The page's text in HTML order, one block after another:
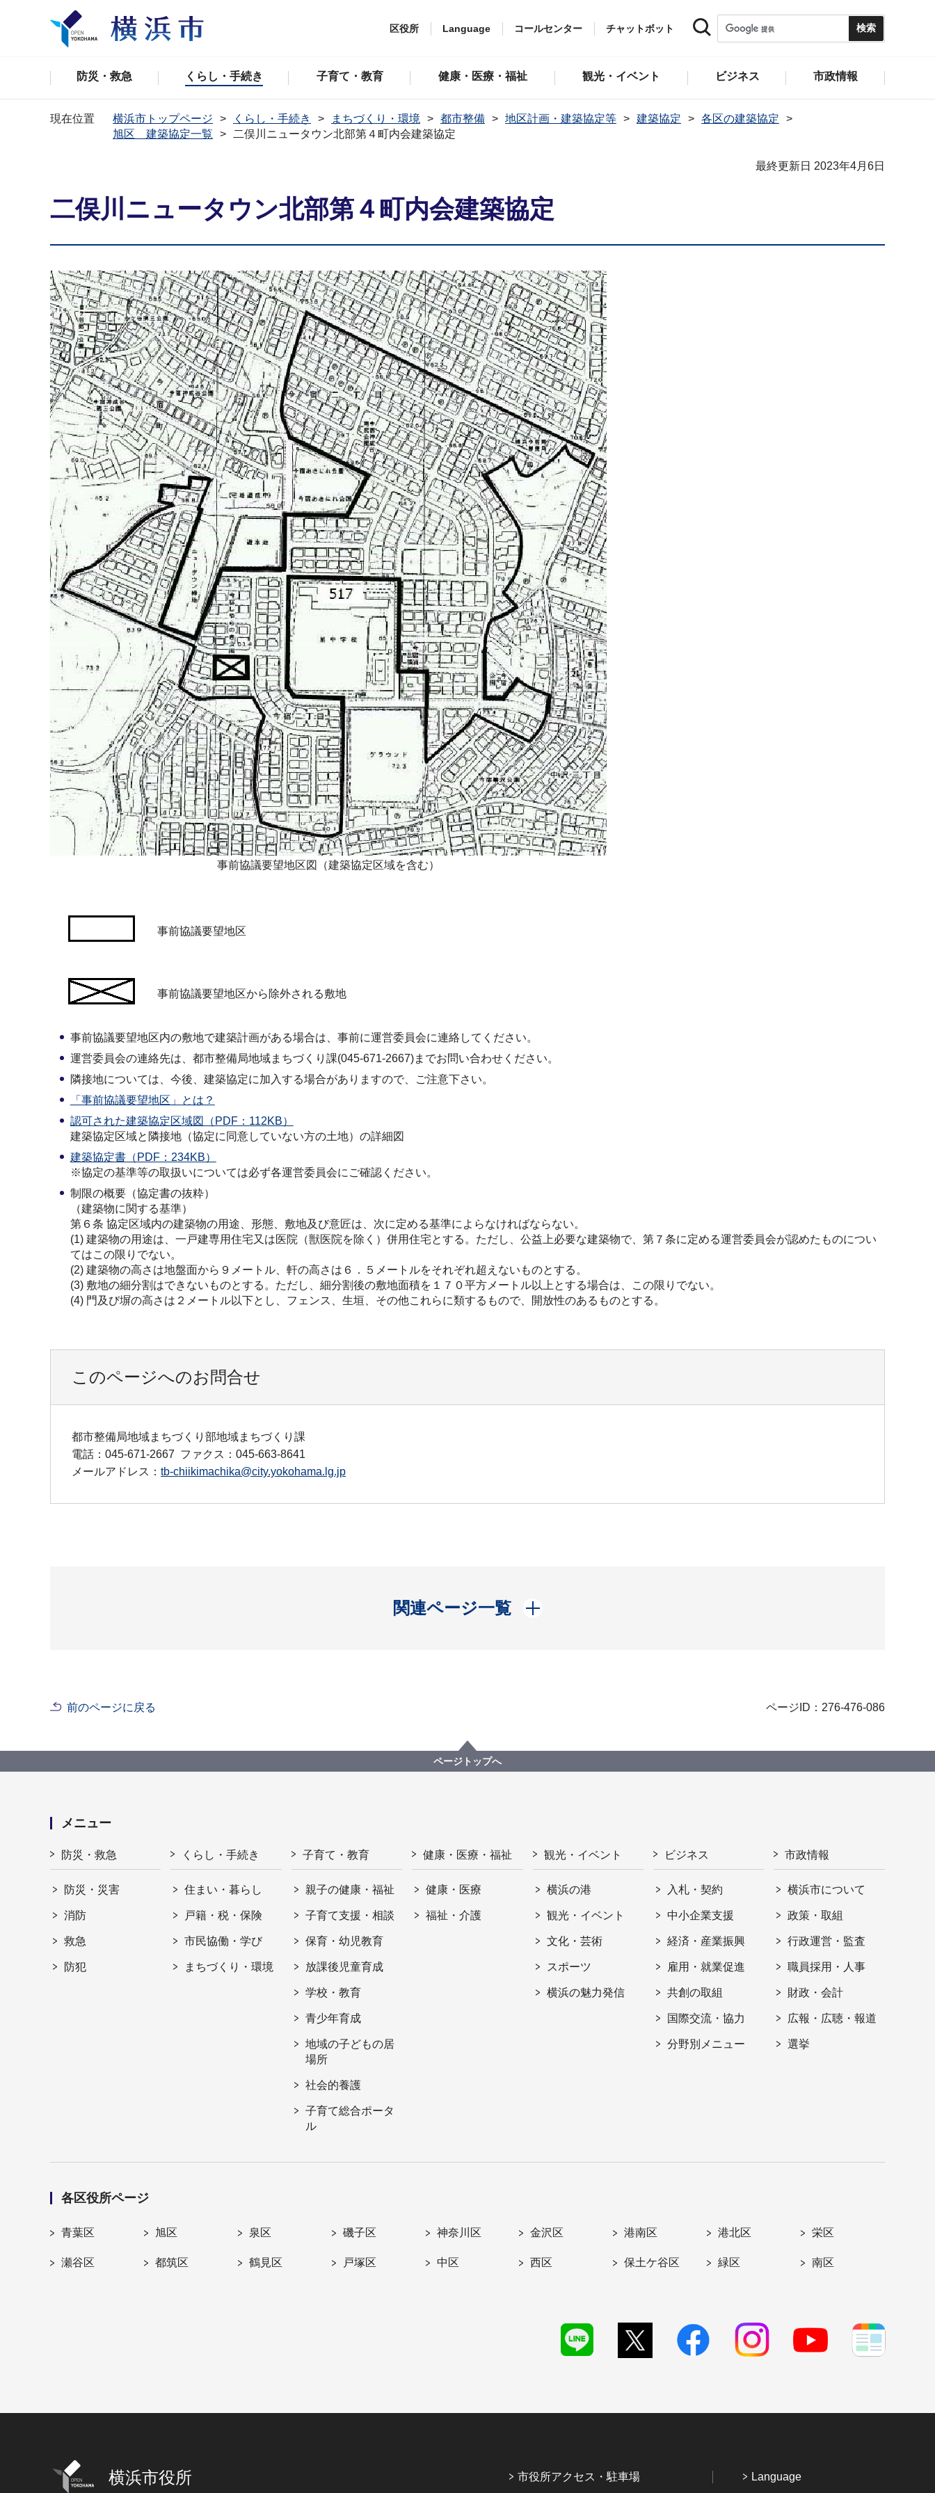
区役所 Language コールセンター チャットボット
防災・救急 くらし・手続き 子育て・教育 健康・医療・福祉 観光・イベント ビジネス 市政情報
現在位置 横浜市トップページ くらし・手続き まちづくり・環境 都市整備 地区計画・建築協定等 建築協定
各区の建築協定
旭区 建築協定一覧
二俣川ニュータウン北部第４町内会建築協定
最終更新日 2023年4月6日
二俣川ニュータウン北部第４町内会建築協定
事前協議要望地区図（建築協定区域を含む）
事前協議要望地区
事前協議要望地区から除外される敷地
事前協議要望地区内の敷地で建築計画がある場合は、事前に運営委員会に連絡してください。
運営委員会の連絡先は、都市整備局地域まちづくり課(045-671-2667)までお問い合わせください。
隣接地については、今後、建築協定に加入する場合がありますので、ご注意下さい。
「事前協議要望地区」とは？
認可された建築協定区域図（PDF：112KB）
建築協定区域と隣接地（協定に同意していない方の土地）の詳細図
建築協定書（PDF：234KB）
※協定の基準等の取扱いについては必ず各運営委員会にご確認ください。
制限の概要（協定書の抜粋）
（建築物に関する基準）
第６条 協定区域内の建築物の用途、形態、敷地及び意匠は、次に定める基準によらなければならない。
(1) 建築物の用途は、一戸建専用住宅又は医院（獣医院を除く）併用住宅とする。ただし、公益上必要な建築物で、第７条に定める運営委員会が認めたものについ
てはこの限りでない。
(2) 建築物の高さは地盤面から９メートル、軒の高さは６．５メートルをそれぞれ超えないものとする。
(3) 敷地の細分割はできないものとする。ただし、細分割後の敷地面積を１７０平方メートル以上とする場合は、この限りでない。
(4) 門及び塀の高さは２メートル以下とし、フェンス、生垣、その他これらに類するもので、開放性のあるものとする。
このページへのお問合せ
都市整備局地域まちづくり部地域まちづくり課
電話：045-671-2667 ファクス：045-663-8641
メールアドレス： tb-chiikimachika@city.yokohama.lg.jp
関連ページ一覧
開く
前のページに戻る ページID：276-476-086
ページトップへ
メニュー
防災・救急
防災・災害
消防
救急
防犯
くらし・手続き
住まい・暮らし
戸籍・税・保険
市民協働・学び
まちづくり・環境
子育て・教育
親子の健康・福祉
子育て支援・相談
保育・幼児教育
放課後児童育成
学校・教育
青少年育成
地域の子どもの居
場所
社会的養護
子育て総合ポータ
ル
健康・医療・福祉
健康・医療
福祉・介護
観光・イベント
横浜の港
観光・イベント
文化・芸術
スポーツ
横浜の魅力発信
ビジネス
入札・契約
中小企業支援
経済・産業振興
雇用・就業促進
共創の取組
国際交流・協力
分野別メニュー
市政情報
横浜市について
政策・取組
行政運営・監査
職員採用・人事
財政・会計
広報・広聴・報道
選挙
各区役所ページ
青葉区 旭区 泉区 磯子区 神奈川区 金沢区 港南区 港北区 栄区
瀬谷区 都筑区 鶴見区 戸塚区 中区 西区 保土ケ谷区 緑区 南区
横浜市役所 市役所アクセス・駐車場 Language